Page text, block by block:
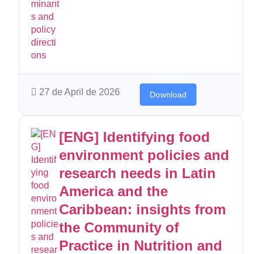
27 de April de 2026 Download
[ENG] Identifying food
environment policies and
research needs in Latin
America and the
Caribbean: insights from
the Community of
Practice in Nutrition and